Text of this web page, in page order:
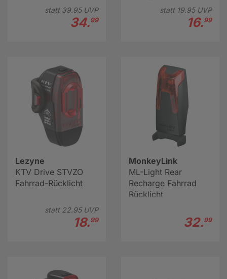
statt 39.95UVP
34.99
statt 19.95UVP
16.99
Lezyne
KTV Drive STVZO
Fahrrad-Rücklicht
statt 22.95UVP
18.99
MonkeyLink
ML-Light Rear
Recharge Fahrrad
Rücklicht
32.99